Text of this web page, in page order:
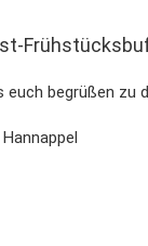
euch begrüßen zu